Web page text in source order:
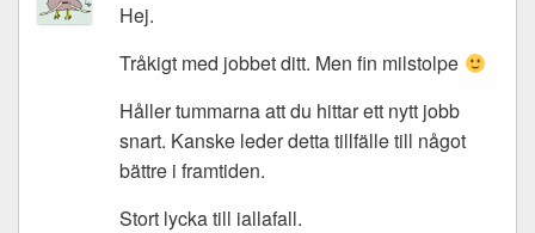
Hej.
Tråkigt med jobbet ditt. Men fin milstolpe
Håller tummarna att du hittar ett nytt jobb
snart. Kanske leder detta tillfälle till något
bättre i framtiden.
Stort lycka till iallafall.